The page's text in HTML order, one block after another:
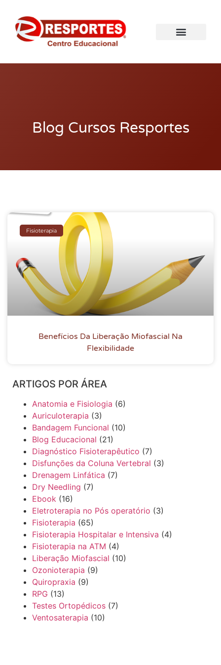
Blog Cursos Resportes
Fisioterapia
Benefícios Da Liberação Miofascial Na
Flexibilidade
ARTIGOS POR ÁREA
Anatomia e Fisiologia (6)
Auriculoterapia (3)
Bandagem Funcional (10)
Blog Educacional (21)
Diagnóstico Fisioterapêutico (7)
Disfunções da Coluna Vertebral (3)
Drenagem Linfática (7)
Dry Needling (7)
Ebook (16)
Eletroterapia no Pós operatório (3)
Fisioterapia (65)
Fisioterapia Hospitalar e Intensiva (4)
Fisioterapia na ATM (4)
Liberação Miofascial (10)
Ozonioterapia (9)
Quiropraxia (9)
RPG (13)
Testes Ortopédicos (7)
Ventosaterapia (10)